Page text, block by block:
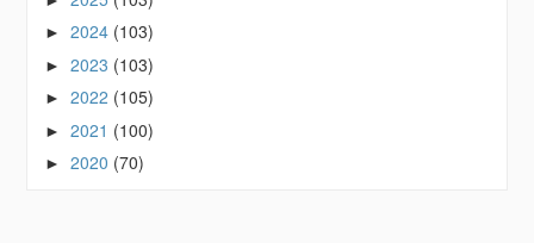
►2024 (103)
►2023 (103)
►2022 (105)
►2021 (100)
►2020 (70)